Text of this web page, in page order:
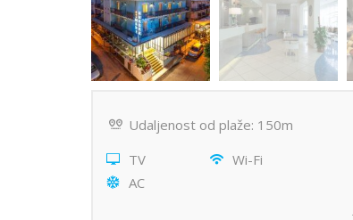
Udaljenost od plaže: 150m
TV
Wi-Fi
AC